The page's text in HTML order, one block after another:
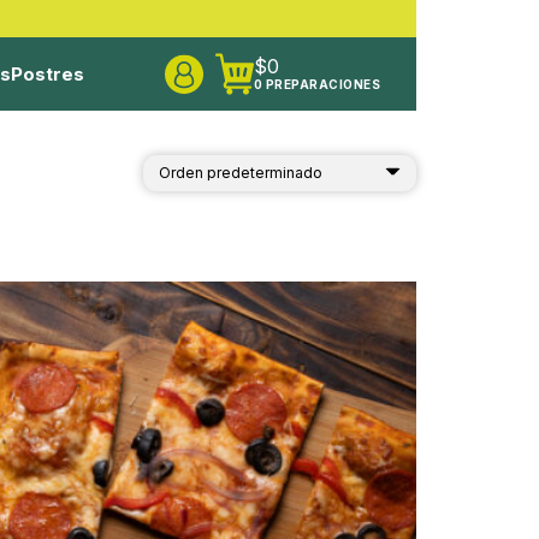
Postres $0
0 PREPARACIONES